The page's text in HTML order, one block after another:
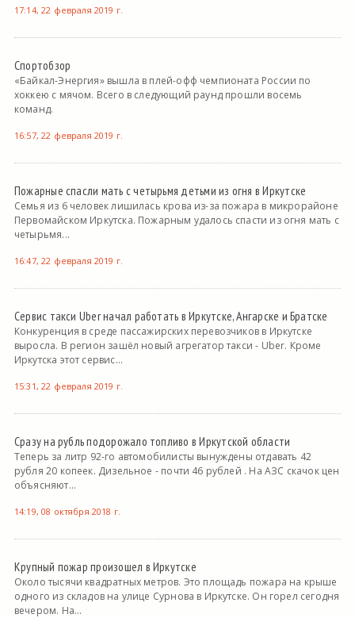
17:14, 22 февраля 2019 г.
Спортобзор
«Байкал-Энергия» вышла в плей-офф чемпионата России по
хоккею с мячом. Всего в следующий раунд прошли восемь
команд.
16:57, 22 февраля 2019 г.
Пожарные спасли мать с четырьмя детьми из огня в Иркутске
Семья из 6 человек лишилась крова из-за пожара в микрорайоне
Первомайском Иркутска. Пожарным удалось спасти из огня мать с
четырьмя...
16:47, 22 февраля 2019 г.
Сервис такси Uber начал работать в Иркутске, Ангарске и Братске
Конкуренция в среде пассажирских перевозчиков в Иркутске
выросла. В регион зашёл новый агрегатор такси - Uber. Кроме
Иркутска этот сервис...
15:31, 22 февраля 2019 г.
Сразу на рубль подорожало топливо в Иркутской области
Теперь за литр 92-го автомобилисты вынуждены отдавать 42
рубля 20 копеек. Дизельное - почти 46 рублей . На АЗС скачок цен
объясняют...
14:19, 08 октября 2018 г.
Крупный пожар произошел в Иркутске
Около тысячи квадратных метров. Это площадь пожара на крыше
одного из складов на улице Сурнова в Иркутске. Он горел сегодня
вечером. На...